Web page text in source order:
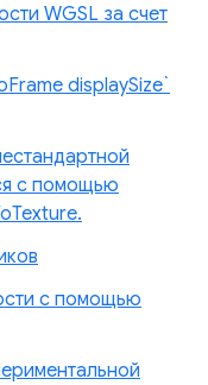
WGSL за счет
displaySize`
с помощью
с помощью